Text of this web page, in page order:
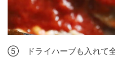
⑤ ドライハーブも入れて全